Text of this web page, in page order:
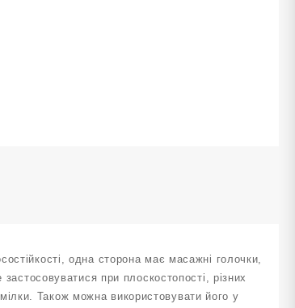
одна сторона має масажні голочки,
при плоскостопості, різних
Також можна використовувати його у